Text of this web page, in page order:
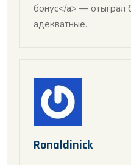
бонус</a> — отыграл
адекватные.
Ronaldinick